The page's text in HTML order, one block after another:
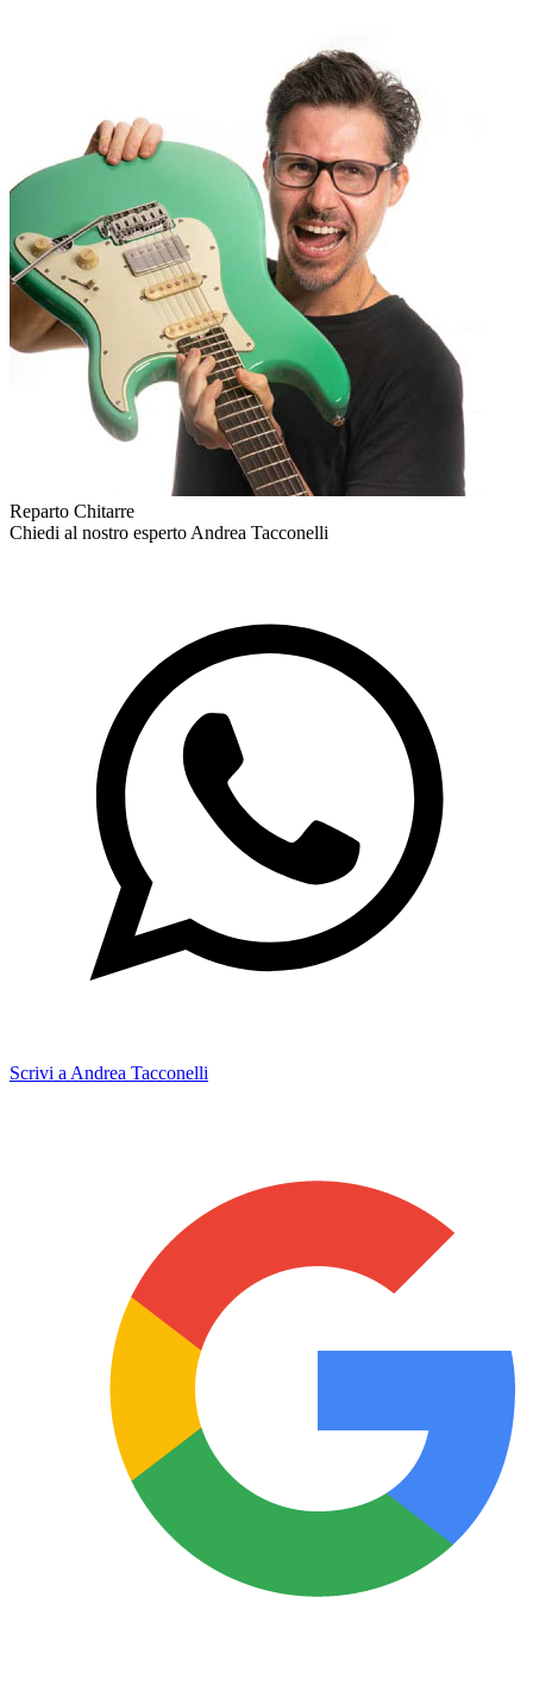
Reparto Chitarre
Chiedi al nostro espertoAndrea Tacconelli
Scrivi a Andrea Tacconelli